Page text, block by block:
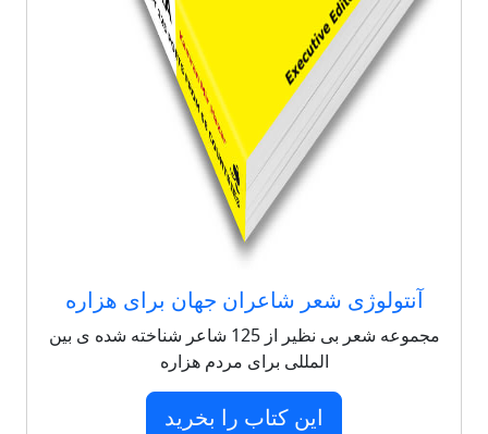
آنتولوژی شعر شاعران جهان برای هزاره
مجموعه شعر بی نظیر از 125 شاعر شناخته شده ی بین
المللی برای مردم هزاره
این کتاب را بخرید